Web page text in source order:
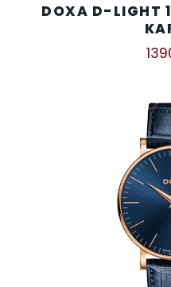
DOXA D-LIGHT